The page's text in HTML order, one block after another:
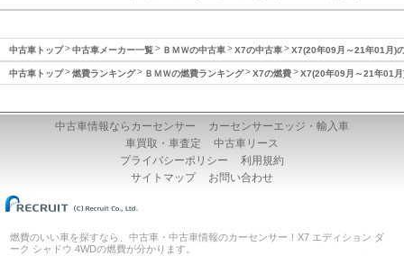
中古車トップ 中古車メーカー一覧 ＢＭＷの中古車 X7の中古車 X7(20年09月～21年01月)
中古車トップ 燃費ランキング ＢＭＷの燃費ランキング X7の燃費 X7(20年09月～21年01月
中古車情報ならカーセンサー
カーセンサーエッジ・輸入車
車買取・車査定
中古車リース
プライバシーポリシー
利用規約
サイトマップ
お問い合わせ
燃費のいい車を探すなら、中古車・中古車情報のカーセンサー！X7 エディション ダ
ーク シャドウ 4WDの燃費が分かります。